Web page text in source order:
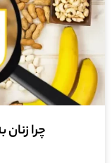
چرا زنان